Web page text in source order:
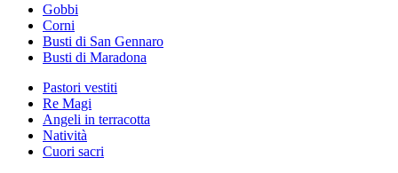
Gobbi
Corni
Busti di San Gennaro
Busti di Maradona
Pastori vestiti
Re Magi
Angeli in terracotta
Natività
Cuori sacri